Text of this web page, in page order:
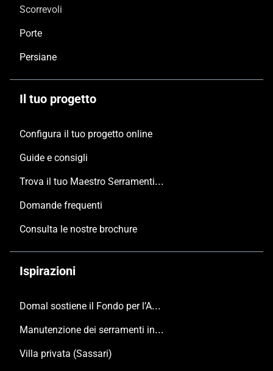
Scorrevoli
Porte
Persiane
Il tuo progetto
Configura il tuo progetto online
Guide e consigli
Trova il tuo Maestro Serramentista Domal
Domande frequenti
Consulta le nostre brochure
Ispirazioni
Domal sostiene il Fondo per l’Ambiente Italiano anche per le Giornate FAI di Primavera 2024
Manutenzione dei serramenti in alluminio
Villa privata (Sassari)